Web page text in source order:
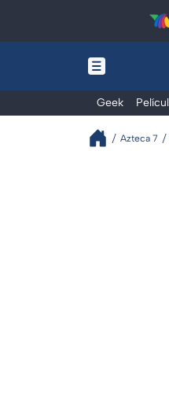
Geek
Azteca 7